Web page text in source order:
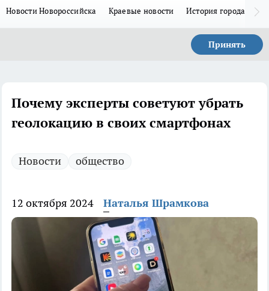
Новости Новороссийска Краевые новости История города Н
Принять
Почему эксперты советуют убрать
геолокацию в своих смартфонах
Новости общество
12 октября 2024 Наталья Шрамкова